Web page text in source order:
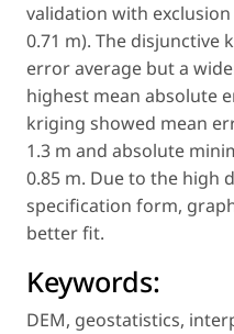
validation with
0.71 m). The disjunctive
error average but a
highest mean absolute
kriging showed mean
1.3 m and absolute
0.85 m. Due to the high
specification form,
better fit.
Keywords:
DEM, geostatistics,